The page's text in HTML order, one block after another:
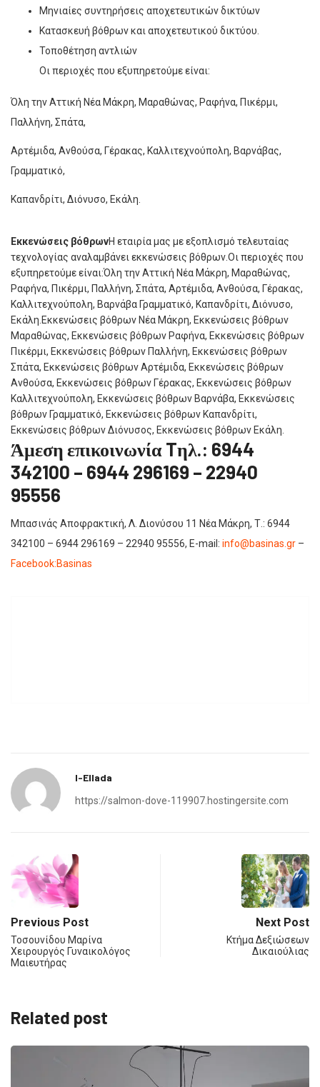
Μηνιαίες συντηρήσεις αποχετευτικών δικτύων
Κατασκευή βόθρων και αποχετευτικού δικτύου.
Τοποθέτηση αντλιών
Οι περιοχές που εξυπηρετούμε είναι:
Όλη την Αττική Νέα Μάκρη, Μαραθώνας, Ραφήνα, Πικέρμι,
Παλλήνη, Σπάτα,
Αρτέμιδα, Ανθούσα, Γέρακας, Καλλιτεχνούπολη, Βαρνάβας,
Γραμματικό,
Καπανδρίτι, Διόνυσο, Εκάλη.
Εκκενώσεις βόθρωνΗ εταιρία μας με εξοπλισμό τελευταίας
τεχνολογίας αναλαμβάνει εκκενώσεις βόθρων.Οι περιοχές που
εξυπηρετούμε είναι:Όλη την Αττική Νέα Μάκρη, Μαραθώνας,
Ραφήνα, Πικέρμι, Παλλήνη, Σπάτα, Αρτέμιδα, Ανθούσα, Γέρακας,
Καλλιτεχνούπολη, Βαρνάβα Γραμματικό, Καπανδρίτι, Διόνυσο,
Εκάλη.Εκκενώσεις βόθρων Νέα Μάκρη, Εκκενώσεις βόθρων
Μαραθώνας, Εκκενώσεις βόθρων Ραφήνα, Εκκενώσεις βόθρων
Πικέρμι, Εκκενώσεις βόθρων Παλλήνη, Εκκενώσεις βόθρων
Σπάτα, Εκκενώσεις βόθρων Αρτέμιδα, Εκκενώσεις βόθρων
Ανθούσα, Εκκενώσεις βόθρων Γέρακας, Εκκενώσεις βόθρων
Καλλιτεχνούπολη, Εκκενώσεις βόθρων Βαρνάβα, Εκκενώσεις
βόθρων Γραμματικό, Εκκενώσεις βόθρων Καπανδρίτι,
Εκκενώσεις βόθρων Διόνυσος, Εκκενώσεις βόθρων Εκάλη.
Άμεση επικοινωνία Tηλ.: 6944
342100 – 6944 296169 – 22940
95556
Μπασινάς Αποφρακτική, Λ. Διονύσου 11 Νέα Μάκρη, Τ.: 6944
342100 – 6944 296169 – 22940 95556, E-mail: info@basinas.gr –
Facebook:Basinas
I-Ellada
https://salmon-dove-119907.hostingersite.com
Previous Post
Τοσουνίδου Μαρίνα
Χειρουργός Γυναικολόγος
Μαιευτήρας
Next Post
Κτήμα Δεξιώσεων
Δικαιούλιας
Related post